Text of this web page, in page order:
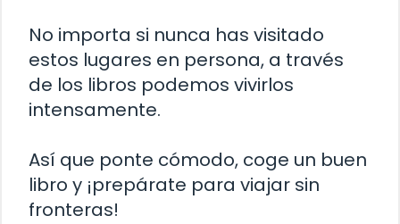
No importa si nunca has visitado
estos lugares en persona, a través
de los libros podemos vivirlos
intensamente.
Así que ponte cómodo, coge un buen
libro y ¡prepárate para viajar sin
fronteras!